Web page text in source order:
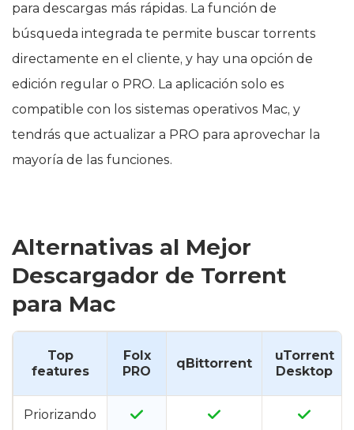
para descargas más rápidas. La función de
búsqueda integrada te permite buscar torrents
directamente en el cliente, y hay una opción de
edición regular o PRO. La aplicación solo es
compatible con los sistemas operativos Mac, y
tendrás que actualizar a PRO para aprovechar la
mayoría de las funciones.
Alternativas al Mejor
Descargador de Torrent
para Mac
Top
features
Folx
PRO
qBittorrent
uTorrent
Desktop
Priorizando